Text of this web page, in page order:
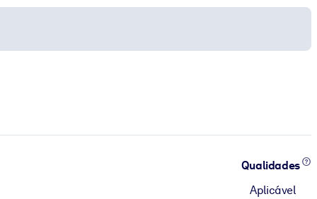
Qualidades
Aplicável